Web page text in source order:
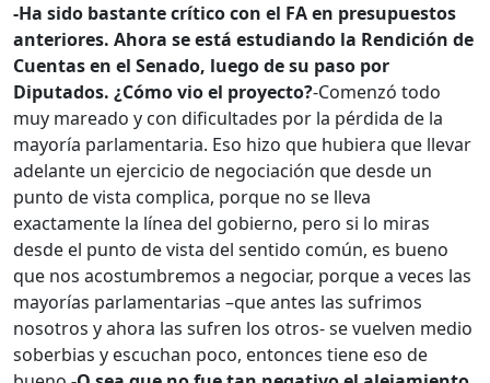
-Ha sido bastante crítico con el FA en presupuestos
anteriores. Ahora se está estudiando la Rendición de
Cuentas en el Senado, luego de su paso por
Diputados. ¿Cómo vio el proyecto?-Comenzó todo
muy mareado y con dificultades por la pérdida de la
mayoría parlamentaria. Eso hizo que hubiera que llevar
adelante un ejercicio de negociación que desde un
punto de vista complica, porque no se lleva
exactamente la línea del gobierno, pero si lo miras
desde el punto de vista del sentido común, es bueno
que nos acostumbremos a negociar, porque a veces las
mayorías parlamentarias –que antes las sufrimos
nosotros y ahora las sufren los otros- se vuelven medio
soberbias y escuchan poco, entonces tiene eso de